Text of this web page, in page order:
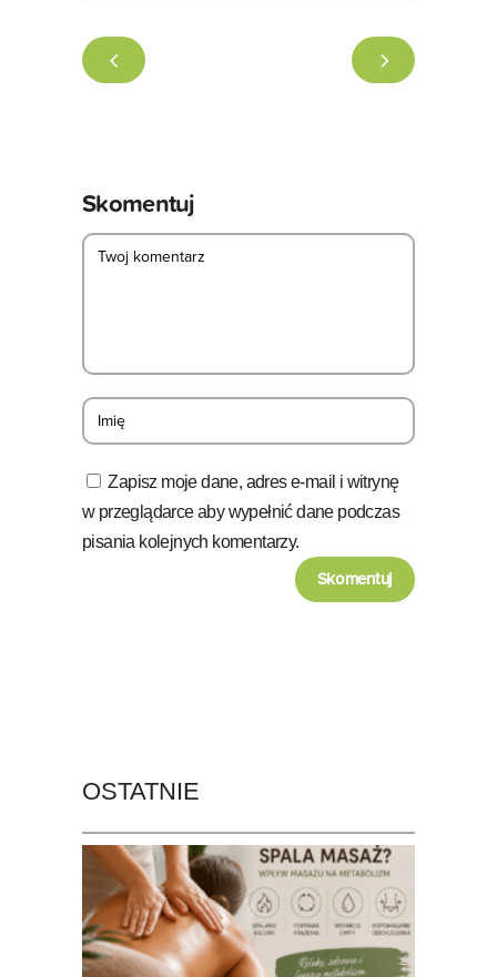
Skomentuj
Zapisz moje dane, adres e-mail i witrynę
w przeglądarce aby wypełnić dane podczas
pisania kolejnych komentarzy.
OSTATNIE